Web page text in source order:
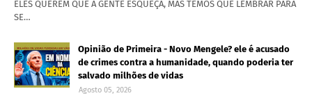
ELES QUEREM QUE A GENTE ESQUEÇA, MAS TEMOS QUE LEMBRAR PARA
SE…
Opinião de Primeira - Novo Mengele? ele é acusado
de crimes contra a humanidade, quando poderia ter
salvado milhões de vidas
Agosto 05, 2026